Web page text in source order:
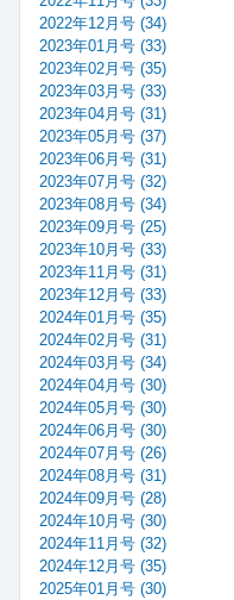
2022年12月号 (34)
2023年01月号 (33)
2023年02月号 (35)
2023年03月号 (33)
2023年04月号 (31)
2023年05月号 (37)
2023年06月号 (31)
2023年07月号 (32)
2023年08月号 (34)
2023年09月号 (25)
2023年10月号 (33)
2023年11月号 (31)
2023年12月号 (33)
2024年01月号 (35)
2024年02月号 (31)
2024年03月号 (34)
2024年04月号 (30)
2024年05月号 (30)
2024年06月号 (30)
2024年07月号 (26)
2024年08月号 (31)
2024年09月号 (28)
2024年10月号 (30)
2024年11月号 (32)
2024年12月号 (35)
2025年01月号 (30)